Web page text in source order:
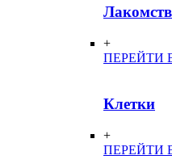
+
ПЕРЕЙТИ
Клетки
+
ПЕРЕЙТИ